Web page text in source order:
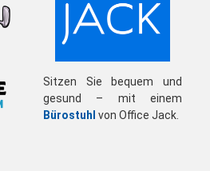
Sitzen Sie bequem und
gesund – mit einem
Bürostuhl von Office Jack.